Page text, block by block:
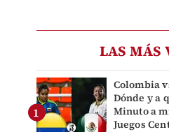
LAS MÁS
Colombia
Dónde y a
Minuto a
Juegos